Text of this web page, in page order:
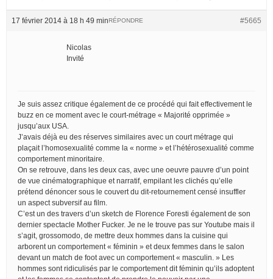
17 février 2014 à 18 h 49 min #5665
RÉPONDRE
Nicolas
Invité
Je suis assez critique également de ce procédé qui fait effectivement le
buzz en ce moment avec le court-métrage « Majorité opprimée »
jusqu’aux USA.
J’avais déjà eu des réserves similaires avec un court métrage qui
plaçait l’homosexualité comme la « norme » et l’hétérosexualité comme
comportement minoritaire.
On se retrouve, dans les deux cas, avec une oeuvre pauvre d’un point
de vue cinématographique et narratif, empilant les clichés qu’elle
prétend dénoncer sous le couvert du dit-retournement censé insuffler
un aspect subversif au film.
C’est un des travers d’un sketch de Florence Foresti également de son
dernier spectacle Mother Fucker. Je ne le trouve pas sur Youtube mais il
s’agit, grossomodo, de mettre deux hommes dans la cuisine qui
arborent un comportement « féminin » et deux femmes dans le salon
devant un match de foot avec un comportement « masculin. » Les
hommes sont ridiculisés par le comportement dit féminin qu’ils adoptent